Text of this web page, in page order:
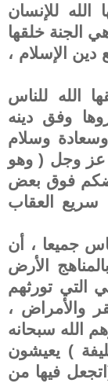
الله للإنسان
الجنة خلقها
دين الإسلام ،
الله للناس
وفق دينه
وسلام
عز وجل ( وهو
فوق بعض
سريع العقاب
جميعا ، أن
الأرض
التي تورثهم
والأمراض ،
الله سبحانه
) يعيشون
فيها من